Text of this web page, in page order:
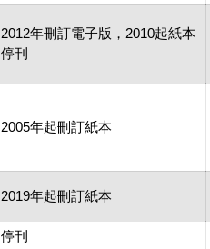
2012年刪訂電子版，2010起紙本
停刊
2005年起刪訂紙本
2019年起刪訂紙本
停刊